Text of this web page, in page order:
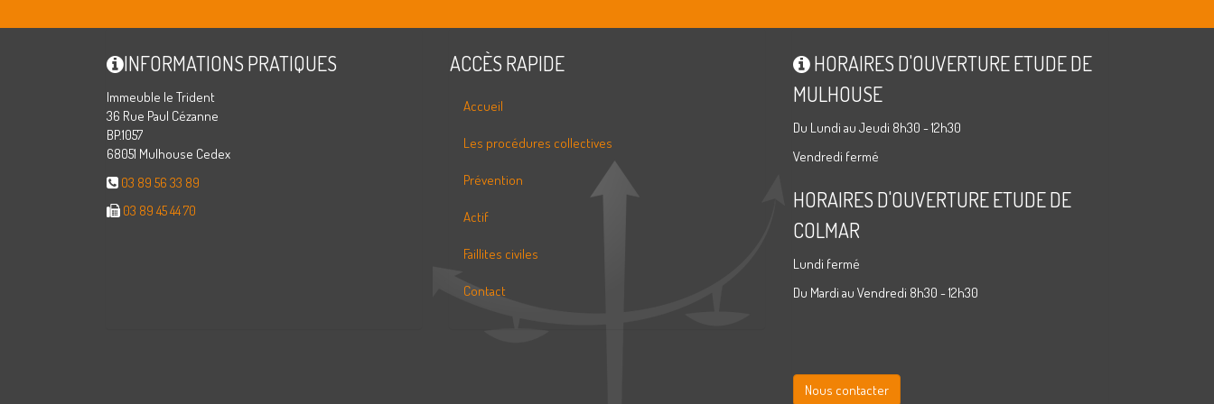
INFORMATIONS PRATIQUES
Immeuble le Trident
36 Rue Paul Cézanne
BP.1057
68051 Mulhouse Cedex
03 89 56 33 89
03 89 45 44 70
ACCÈS RAPIDE
Accueil
Les procédures collectives
Prévention
Actif
Faillites civiles
Contact
HORAIRES D'OUVERTURE ETUDE DE
MULHOUSE
Du Lundi au Jeudi 8h30 - 12h30
Vendredi fermé
HORAIRES D'OUVERTURE ETUDE DE
COLMAR
Lundi fermé
Du Mardi au Vendredi 8h30 - 12h30
Nous contacter